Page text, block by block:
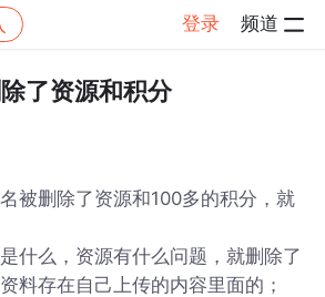
登录 频道
帖子详情
了资源和积分
被删除了资源和100多的积分，就
什么，资源有什么问题，就删除了
料存在自己上传的内容里面的；